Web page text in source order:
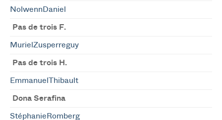
NolwennDaniel
Pas de trois F.
MurielZusperreguy
Pas de trois H.
EmmanuelThibault
Dona Serafina
StéphanieRomberg